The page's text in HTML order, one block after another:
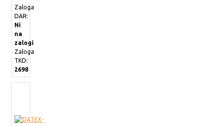
Zaloga
DAR:
Ni
na
zalogi
Zaloga
TKD:
2698